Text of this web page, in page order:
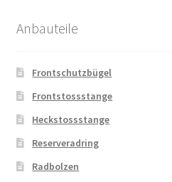
Anbauteile
Frontschutzbügel
Frontstossstange
Heckstossstange
Reserveradring
Radbolzen